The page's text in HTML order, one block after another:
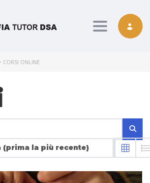
Toggle
CORSI ONLINE
(prima la più recente)